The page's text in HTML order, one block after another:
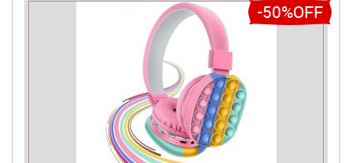
-50%OFF